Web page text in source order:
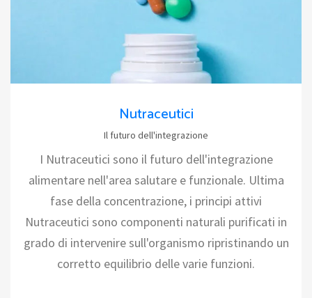
Nutraceutici
Il futuro dell'integrazione
I Nutraceutici sono il futuro dell'integrazione
alimentare nell'area salutare e funzionale. Ultima
fase della concentrazione, i principi attivi
Nutraceutici sono componenti naturali purificati in
grado di intervenire sull'organismo ripristinando un
corretto equilibrio delle varie funzioni.